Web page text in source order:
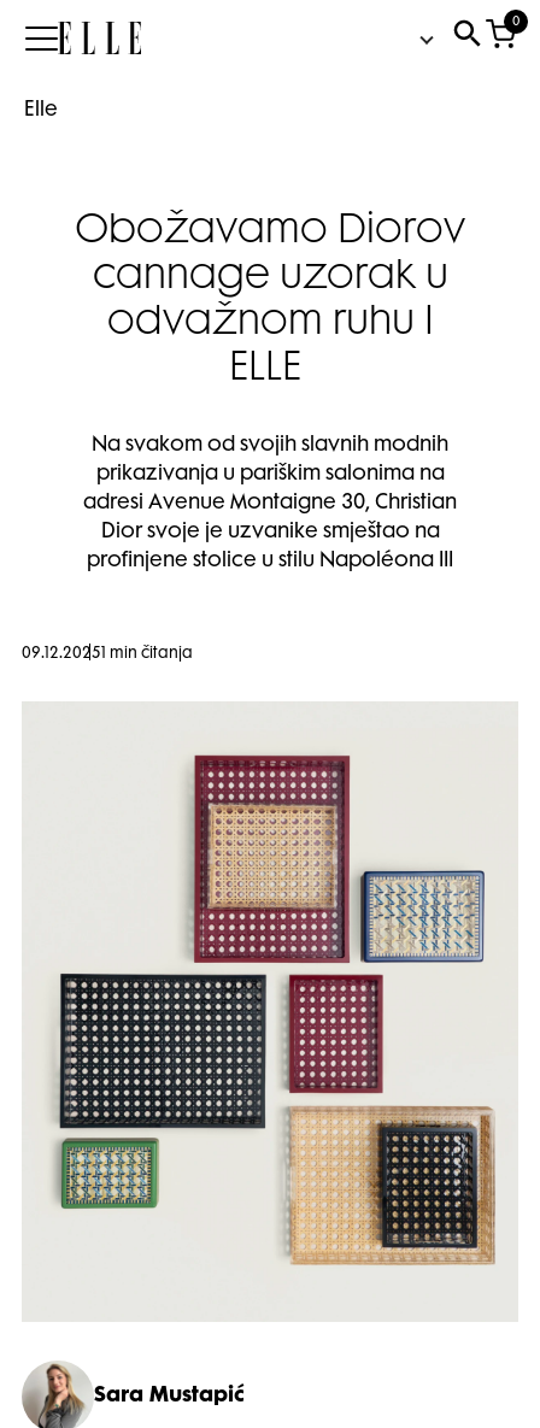
Elle
0
Elle
Obožavamo Diorov
cannage uzorak u
odvažnom ruhu I
ELLE
Na svakom od svojih slavnih modnih
prikazivanja u pariškim salonima na
adresi Avenue Montaigne 30, Christian
Dior svoje je uzvanike smještao na
profinjene stolice u stilu Napoléona III
09.12.2025 1 min čitanja
Sara Mustapić